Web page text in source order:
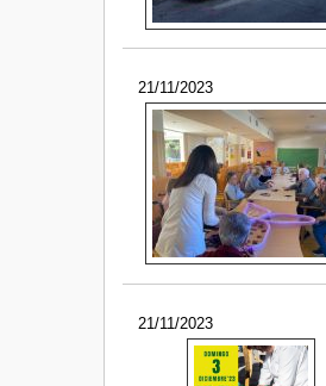
21/11/2023
21/11/2023